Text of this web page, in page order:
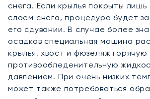
снега. Если крылья покрыты
слоем снега, процедура будет
его сдувании. В случае более
осадков специальная машина
крылья, хвост и фюзеляж горячую
противообледенительную
давлением. При очень низких
может также потребоваться